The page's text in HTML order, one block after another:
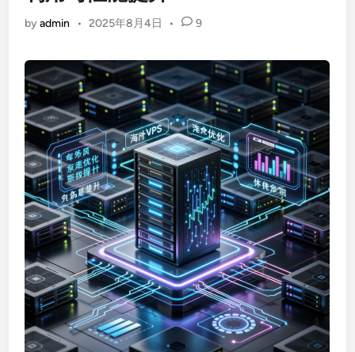
byadmin • 2025年8月4日 • 9